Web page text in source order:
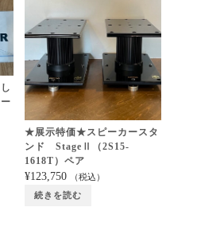
★展示特価★スピーカースタ
ンド StageⅡ（2S15-
1618T）ペア
¥123,750 （税込）
続きを読む